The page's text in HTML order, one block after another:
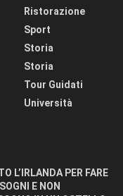
Ristorazione
Sport
Storia
Storia
Tour Guidati
Università
L’IRLANDA PER FARE
E NON